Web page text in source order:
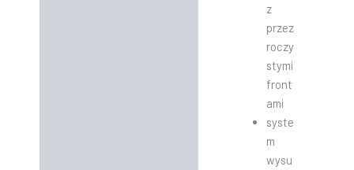
z
przez
roczy
stymi
front
ami
syste
m
wysu